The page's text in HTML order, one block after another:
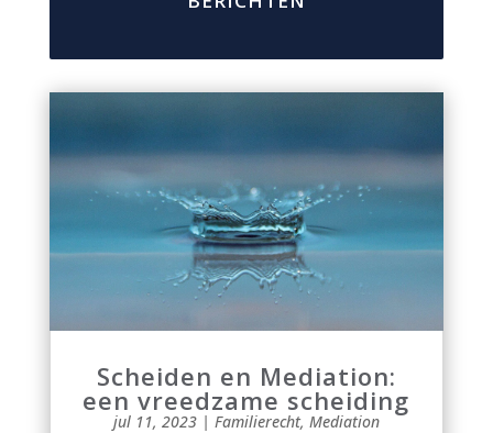
Scheiden en Mediation:
een vreedzame scheiding
jul 11, 2023| Familierecht, Mediation